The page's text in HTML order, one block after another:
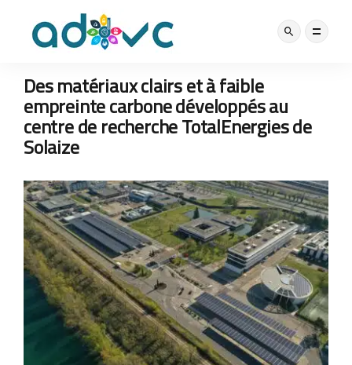
Des matériaux clairs et à faible
empreinte carbone développés au
centre de recherche TotalEnergies de
Solaize